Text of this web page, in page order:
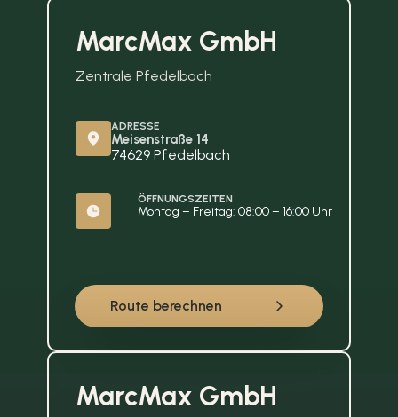
MarcMax GmbH
Zentrale Pfedelbach
Route berechnen
ADRESSE
Meisenstraße 14
74629 Pfedelbach
ÖFFNUNGSZEITEN
Montag – Freitag: 08:00 – 16:00 Uhr
MarcMax GmbH